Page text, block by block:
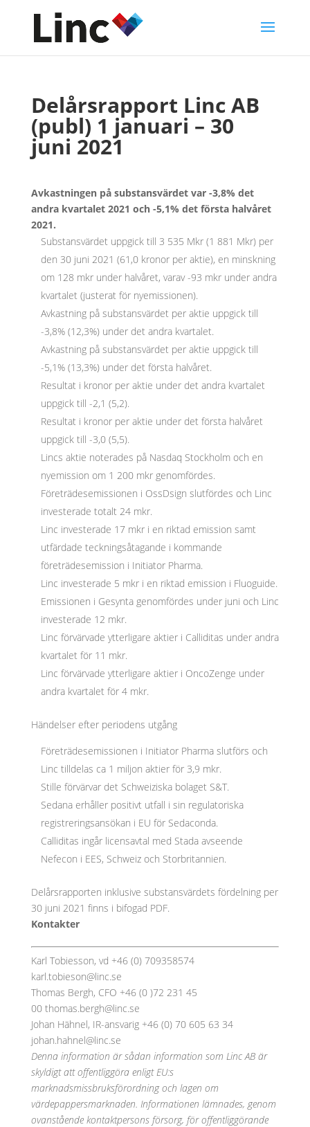
Delårsrapport Linc AB
(publ) 1 januari – 30
juni 2021
Avkastningen på substansvärdet var -3,8% det
andra kvartalet 2021 och -5,1% det första halvåret
2021.
Substansvärdet uppgick till 3 535 Mkr (1 881 Mkr) per
den 30 juni 2021 (61,0 kronor per aktie), en minskning
om 128 mkr under halvåret, varav -93 mkr under andra
kvartalet (justerat för nyemissionen).
Avkastning på substansvärdet per aktie uppgick till
-3,8% (12,3%) under det andra kvartalet.
Avkastning på substansvärdet per aktie uppgick till
-5,1% (13,3%) under det första halvåret.
Resultat i kronor per aktie under det andra kvartalet
uppgick till -2,1 (5,2).
Resultat i kronor per aktie under det första halvåret
uppgick till -3,0 (5,5).
Lincs aktie noterades på Nasdaq Stockholm och en
nyemission om 1 200 mkr genomfördes.
Företrädesemissionen i OssDsign slutfördes och Linc
investerade totalt 24 mkr.
Linc investerade 17 mkr i en riktad emission samt
utfärdade teckningsåtagande i kommande
företrädesemission i Initiator Pharma.
Linc investerade 5 mkr i en riktad emission i Fluoguide.
Emissionen i Gesynta genomfördes under juni och Linc
investerade 12 mkr.
Linc förvärvade ytterligare aktier i Calliditas under andra
kvartalet för 11 mkr.
Linc förvärvade ytterligare aktier i OncoZenge under
andra kvartalet för 4 mkr.
Händelser efter periodens utgång
Företrädesemissionen i Initiator Pharma slutförs och
Linc tilldelas ca 1 miljon aktier för 3,9 mkr.
Stille förvärvar det Schweiziska bolaget S&T.
Sedana erhåller positivt utfall i sin regulatoriska
registreringsansökan i EU för Sedaconda.
Calliditas ingår licensavtal med Stada avseende
Nefecon i EES, Schweiz och Storbritannien.
Delårsrapporten inklusive substansvärdets fördelning per
30 juni 2021 finns i bifogad PDF.
Kontakter
Karl Tobiesson, vd +46 (0) 709358574
karl.tobieson@linc.se
Thomas Bergh, CFO +46 (0 )72 231 45
00 thomas.bergh@linc.se
Johan Hähnel, IR-ansvarig +46 (0) 70 605 63 34
johan.hahnel@linc.se
Denna information är sådan information som Linc AB är
skyldigt att offentliggöra enligt EU:s
marknadsmissbruksförordning och lagen om
värdepappersmarknaden. Informationen lämnades, genom
ovanstående kontaktpersons försorg, för offentliggörande